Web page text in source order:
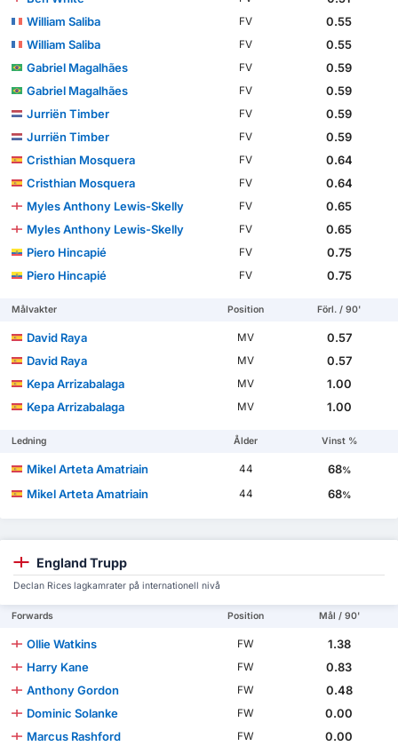
William Saliba
FV
0.55
William Saliba
FV
0.55
Gabriel Magalhães
FV
0.59
Gabriel Magalhães
FV
0.59
Jurriën Timber
FV
0.59
Jurriën Timber
FV
0.59
Cristhian Mosquera
FV
0.64
Cristhian Mosquera
FV
0.64
Myles Anthony Lewis-Skelly
FV
0.65
Myles Anthony Lewis-Skelly
FV
0.65
Piero Hincapié
FV
0.75
Piero Hincapié
FV 0.75
Målvakter Position Förl. / 90'
David Raya MV
0.57
David Raya
MV
0.57
Kepa Arrizabalaga
MV
1.00
Kepa Arrizabalaga
MV 1.00
Ledning Ålder Vinst %
Mikel Arteta Amatriain 44 68%
Mikel Arteta Amatriain 44 68%
England Trupp
Declan Rices lagkamrater på internationell nivå
Forwards Position Mål / 90'
Ollie Watkins FW
1.38
Harry Kane
FW
0.83
Anthony Gordon
FW
0.48
Dominic Solanke
FW
0.00
Marcus Rashford
FW
0.00